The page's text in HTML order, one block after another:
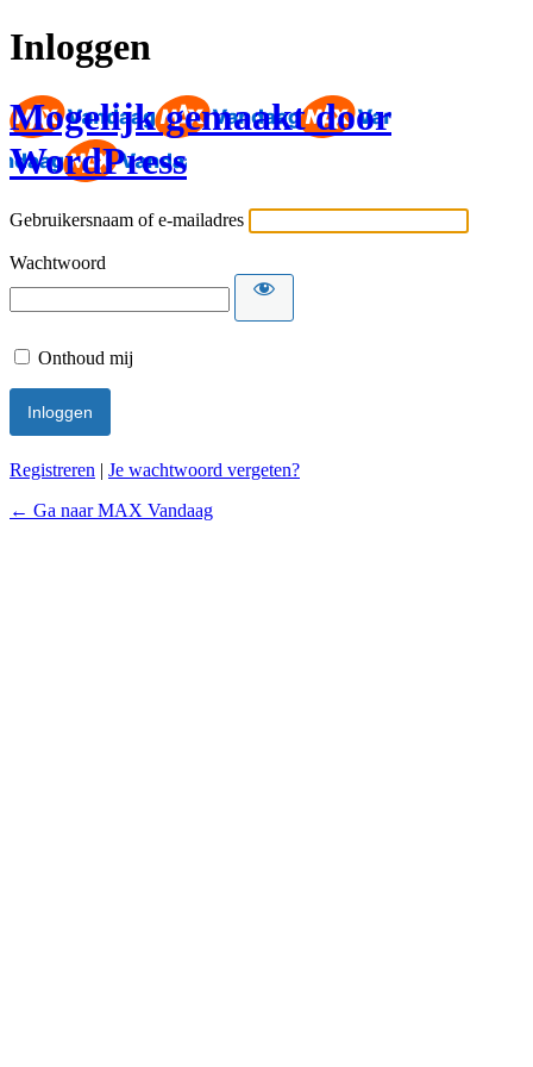
Inloggen
Mogelijk gemaakt door
WordPress
Gebruikersnaam of e-mailadres
Wachtwoord
Onthoud mij
Registreren | Je wachtwoord vergeten?
← Ga naar MAX Vandaag